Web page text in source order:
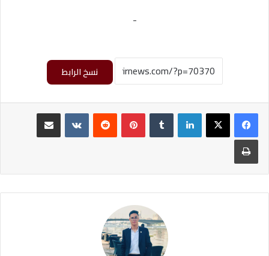
-
نسخ الرابط
لينكدإن بينتيريست
طباعة